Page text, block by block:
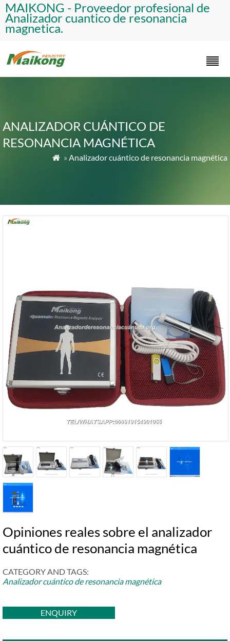
​MAIKONG - Proveedor profesional de
Analizador cuantico de resonancia
magnetica.​
ANALIZADOR CUÁNTICO DE
RESONANCIA MAGNÉTICA
 » Analizador cuántico de resonancia magnética
Opiniones reales sobre el analizador
cuántico de resonancia magnética
CATEGORY AND TAGS:
Analizador cuántico de resonancia magnética
ENQUIRY